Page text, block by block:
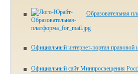
Образовательная
Официальный интернет-портал правовой
Официальный сайт Минпросвещения